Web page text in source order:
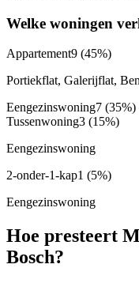
Welke woningen
Appartement9 (45%)
Portiekflat, Galerijflat,
Eengezinswoning7 (35%)
Tussenwoning3 (15%)
Eengezinswoning
2-onder-1-kap1 (5%)
Eengezinswoning
Hoe presteert
Bosch?